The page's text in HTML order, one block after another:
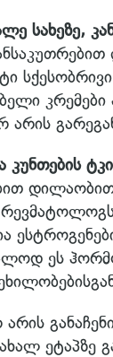
სახეზე,
არის
კუნთების
ეს
არის
ეტაპზე